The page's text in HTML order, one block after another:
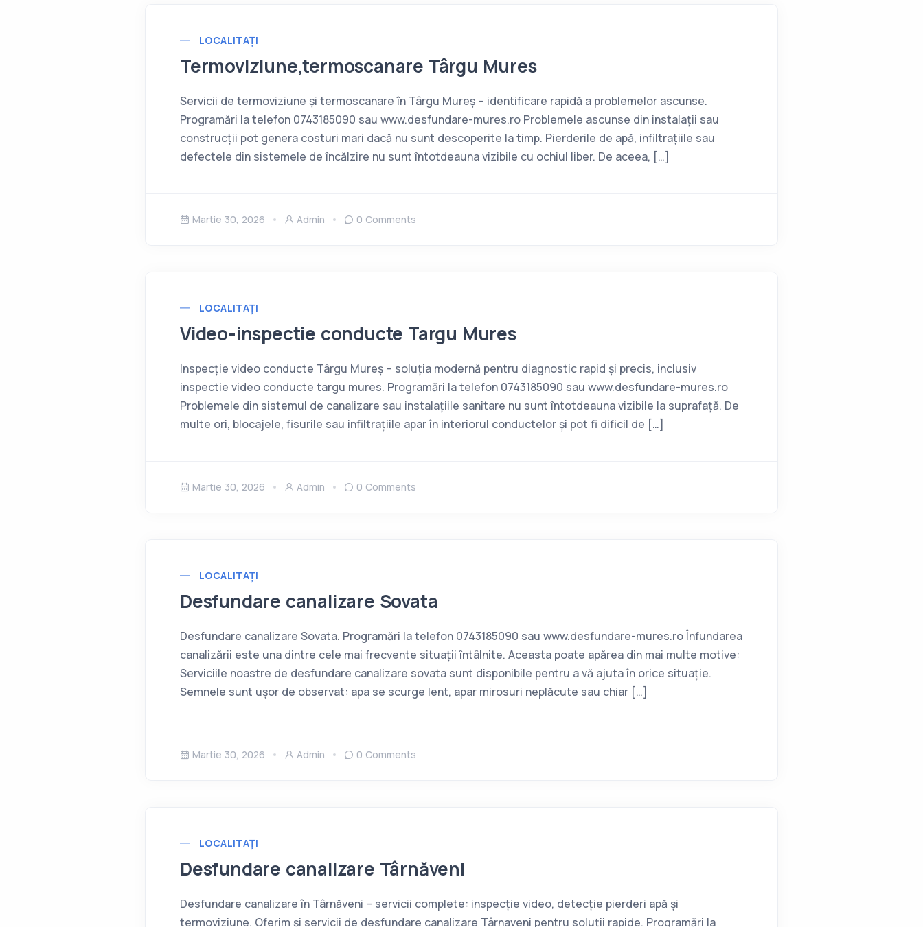
LOCALITAȚI
Termoviziune,termoscanare Târgu Mures
Servicii de termoviziune și termoscanare în Târgu Mureș – identificare rapidă a problemelor ascunse.
Programări la telefon 0743185090 sau www.desfundare-mures.ro Problemele ascunse din instalații sau
construcții pot genera costuri mari dacă nu sunt descoperite la timp. Pierderile de apă, infiltrațiile sau
defectele din sistemele de încălzire nu sunt întotdeauna vizibile cu ochiul liber. De aceea, […]
Martie 30, 2026 Admin 0 Comments
LOCALITAȚI
Video-inspectie conducte Targu Mures
Inspecție video conducte Târgu Mureș – soluția modernă pentru diagnostic rapid și precis, inclusiv
inspectie video conducte targu mures. Programări la telefon 0743185090 sau www.desfundare-mures.ro
Problemele din sistemul de canalizare sau instalațiile sanitare nu sunt întotdeauna vizibile la suprafață. De
multe ori, blocajele, fisurile sau infiltrațiile apar în interiorul conductelor și pot fi dificil de […]
Martie 30, 2026 Admin 0 Comments
LOCALITAȚI
Desfundare canalizare Sovata
Desfundare canalizare Sovata. Programări la telefon 0743185090 sau www.desfundare-mures.ro Înfundarea
canalizării este una dintre cele mai frecvente situații întâlnite. Aceasta poate apărea din mai multe motive:
Serviciile noastre de desfundare canalizare sovata sunt disponibile pentru a vă ajuta în orice situație.
Semnele sunt ușor de observat: apa se scurge lent, apar mirosuri neplăcute sau chiar […]
Martie 30, 2026 Admin 0 Comments
LOCALITAȚI
Desfundare canalizare Târnăveni
Desfundare canalizare în Târnăveni – servicii complete: inspecție video, detecție pierderi apă și
termoviziune. Oferim și servicii de desfundare canalizare Târnaveni pentru soluții rapide. Programări la